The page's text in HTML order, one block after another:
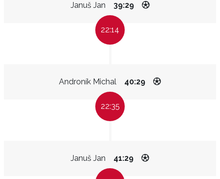
Januš Jan 39:29
22:14
Androník Michal 40:29
22:35
Januš Jan 41:29